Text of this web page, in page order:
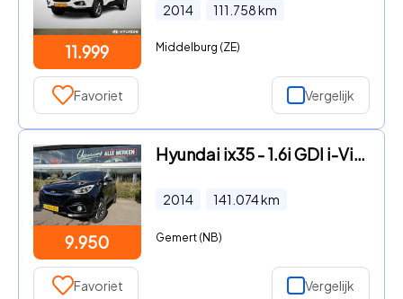
11.999
2014 111.758km
Middelburg (ZE)
Favoriet Vergelijk
9.950
Hyundai ix35 - 1.6i GDI i-Vision Airco - Achteruitrijcamera - Navigatiesyst
2014 141.074km
Gemert (NB)
Favoriet Vergelijk